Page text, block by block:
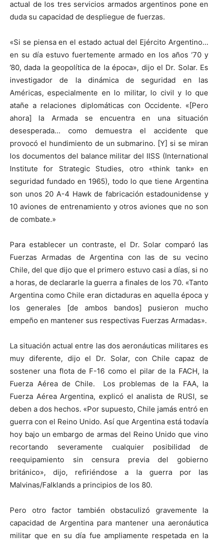
actual de los tres servicios armados argentinos pone en
duda su capacidad de despliegue de fuerzas.
«Si se piensa en el estado actual del Ejército Argentino…
en su día estuvo fuertemente armado en los años ’70 y
’80, dada la geopolítica de la época», dijo el Dr. Solar. Es
investigador de la dinámica de seguridad en las
Américas, especialmente en lo militar, lo civil y lo que
atañe a relaciones diplomáticas con Occidente. «[Pero
ahora] la Armada se encuentra en una situación
desesperada… como demuestra el accidente que
provocó el hundimiento de un submarino. [Y] si se miran
los documentos del balance militar del IISS (International
Institute for Strategic Studies, otro «think tank» en
seguridad fundado en 1965), todo lo que tiene Argentina
son unos 20 A-4 Hawk de fabricación estadounidense y
10 aviones de entrenamiento y otros aviones que no son
de combate.»
Para establecer un contraste, el Dr. Solar comparó las
Fuerzas Armadas de Argentina con las de su vecino
Chile, del que dijo que el primero estuvo casi a días, si no
a horas, de declararle la guerra a finales de los 70. «Tanto
Argentina como Chile eran dictaduras en aquella época y
los generales [de ambos bandos] pusieron mucho
empeño en mantener sus respectivas Fuerzas Armadas».
La situación actual entre las dos aeronáuticas militares es
muy diferente, dijo el Dr. Solar, con Chile capaz de
sostener una flota de F-16 como el pilar de la FACH, la
Fuerza Aérea de Chile. Los problemas de la FAA, la
Fuerza Aérea Argentina, explicó el analista de RUSI, se
deben a dos hechos. «Por supuesto, Chile jamás entró en
guerra con el Reino Unido. Así que Argentina está todavía
hoy bajo un embargo de armas del Reino Unido que vino
recortando severamente cualquier posibilidad de
reequipamiento sin censura previa del gobierno
británico», dijo, refiriéndose a la guerra por las
Malvinas/Falklands a principios de los 80.
Pero otro factor también obstaculizó gravemente la
capacidad de Argentina para mantener una aeronáutica
militar que en su día fue ampliamente respetada en la